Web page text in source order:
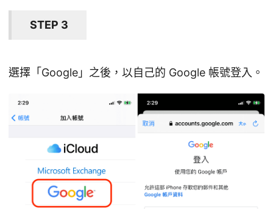
STEP 3
選擇「Google」之後，以自己的 Google 帳號登入。